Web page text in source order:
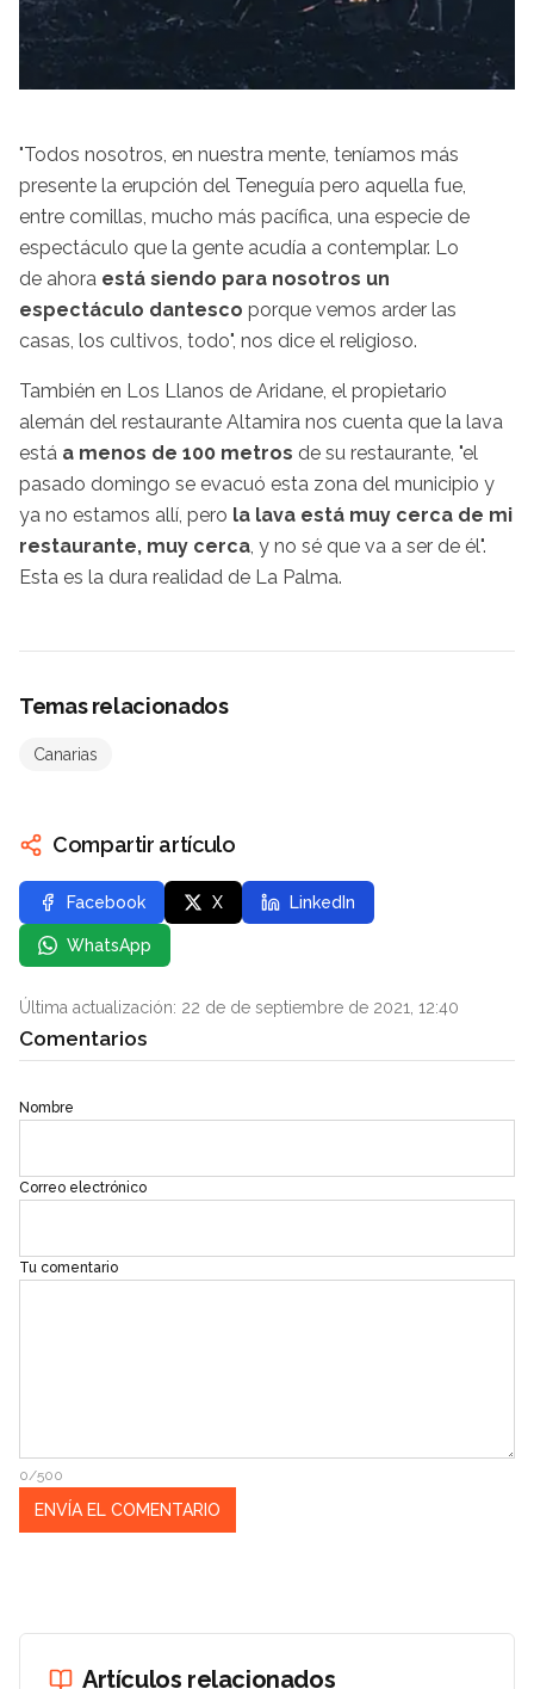
"Todos nosotros, en nuestra mente, teníamos más
presente la erupción del Teneguía pero aquella fue,
entre comillas, mucho más pacífica, una especie de
espectáculo que la gente acudía a contemplar. Lo
de ahora está siendo para nosotros un
espectáculo dantesco porque vemos arder las
casas, los cultivos, todo", nos dice el religioso.
También en Los Llanos de Aridane, el propietario
alemán del restaurante Altamira nos cuenta que la lava
está a menos de 100 metros de su restaurante, "el
pasado domingo se evacuó esta zona del municipio y
ya no estamos allí, pero la lava está muy cerca de mi
restaurante, muy cerca , y no sé que va a ser de él".
Esta es la dura realidad de La Palma.
Temas relacionados
Canarias
Compartir artículo
Facebook X LinkedIn
WhatsApp
Última actualización: 22 de de septiembre de 2021, 12:40
Comentarios
Nombre
Correo electrónico
Tu comentario
0/500
Artículos relacionados